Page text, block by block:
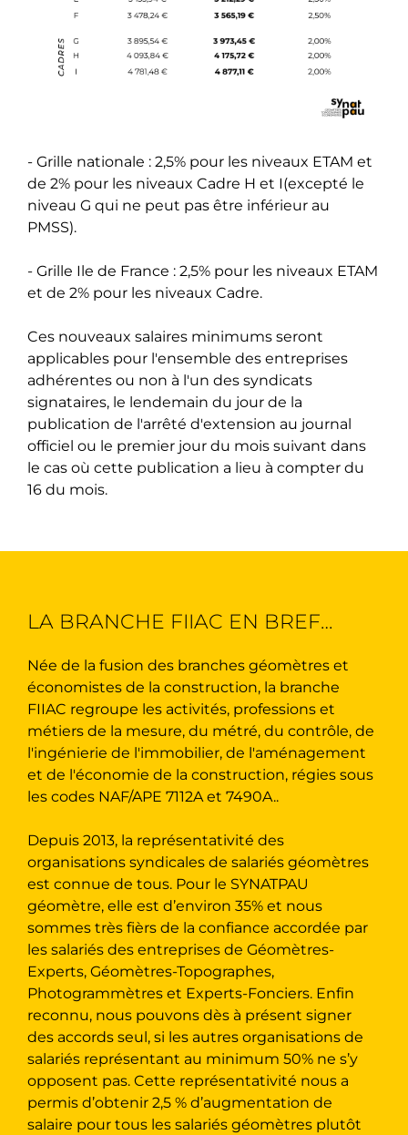
- Grille nationale : 2,5% pour les niveaux ETAM et
de 2% pour les niveaux Cadre H et I(excepté le
niveau G qui ne peut pas être inférieur au
PMSS).
- Grille Ile de France : 2,5% pour les niveaux ETAM
et de 2% pour les niveaux Cadre.
Ces nouveaux salaires minimums seront
applicables pour l'ensemble des entreprises
adhérentes ou non à l'un des syndicats
signataires, le lendemain du jour de la
publication de l'arrêté d'extension au journal
officiel ou le premier jour du mois suivant dans
le cas où cette publication a lieu à compter du
16 du mois.
LA BRANCHE FIIAC EN BREF…
Née de la fusion des branches géomètres et
économistes de la construction, la branche
FIIAC regroupe les activités, professions et
métiers de la mesure, du métré, du contrôle, de
l'ingénierie de l'immobilier, de l'aménagement
et de l'économie de la construction, régies sous
les codes NAF/APE 7112A et 7490A..
Depuis 2013, la représentativité des
organisations syndicales de salariés géomètres
est connue de tous. Pour le SYNATPAU
géomètre, elle est d’environ 35% et nous
sommes très fièrs de la confiance accordée par
les salariés des entreprises de Géomètres-
Experts, Géomètres-Topographes,
Photogrammètres et Experts-Fonciers. Enfin
reconnu, nous pouvons dès à présent signer
des accords seul, si les autres organisations de
salariés représentant au minimum 50% ne s’y
opposent pas. Cette représentativité nous a
permis d’obtenir 2,5 % d’augmentation de
salaire pour tous les salariés géomètres plutôt